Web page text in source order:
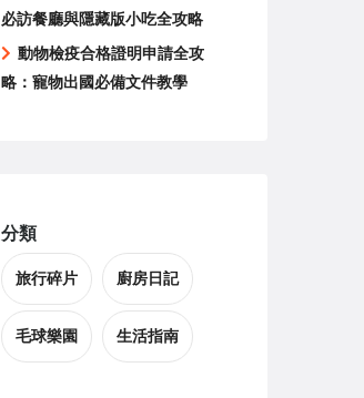
必訪餐廳與隱藏版小吃全攻略
動物檢疫合格證明申請全攻
略：寵物出國必備文件教學
分類
旅行碎片 廚房日記
毛球樂園 生活指南